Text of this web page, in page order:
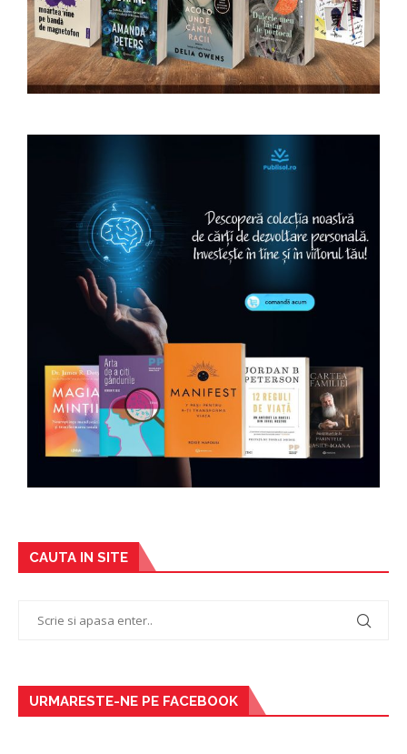
CAUTA IN SITE
URMARESTE-NE PE FACEBOOK